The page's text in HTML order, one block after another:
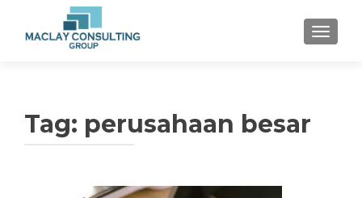
Tag: perusahaan besar